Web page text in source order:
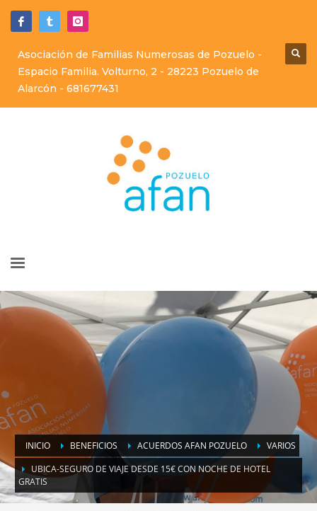
Asociación de Familias Numerosas de Pozuelo -
Espacio Familia. Volturno, 2 - 28223 Pozuelo de
Alarcón - 681677431
INICIO BENEFICIOS ACUERDOS AFAN POZUELO
VARIOS
UBICA-SEGURO DE VIAJE DESDE 15€ CON NOCHE DE HOTEL
GRATIS